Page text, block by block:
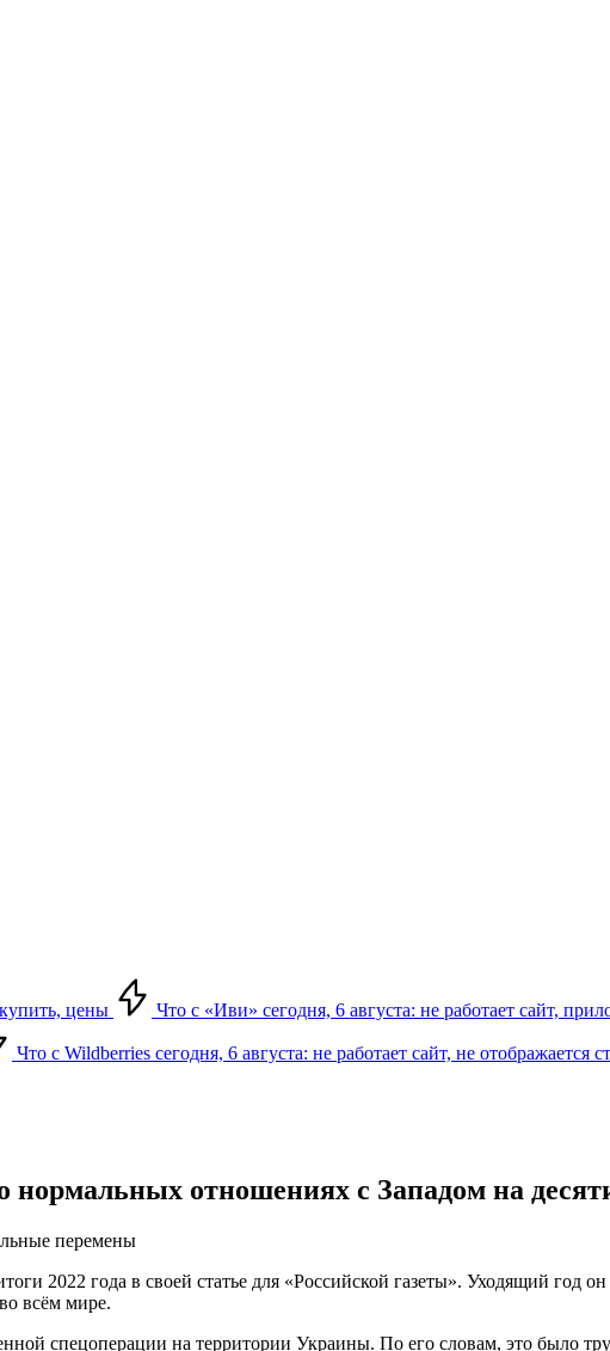
цены Что с «Иви» сегодня, 6 августа: не работает сайт,
Что с Wildberries сегодня, 6 августа: не работает сайт, не отображается
нормальных отношениях с Западом на
перемены
2022 года в своей статье для «Российской газеты». Уходящий год
всём мире.
спецоперации на территории Украины. По его словам, это было